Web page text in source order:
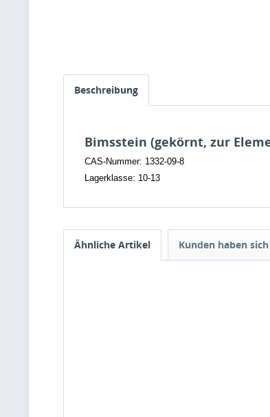
Beschreibung
Bimsstein (gekörnt, zur
CAS-Nummer: 1332-09-8
Lagerklasse: 10-13
Ähnliche Artikel Kunden haben